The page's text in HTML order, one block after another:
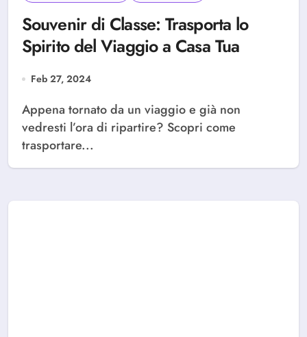
Souvenir di Classe: Trasporta lo
Spirito del Viaggio a Casa Tua
Feb 27, 2024
Appena tornato da un viaggio e già non
vedresti l’ora di ripartire? Scopri come
trasportare...